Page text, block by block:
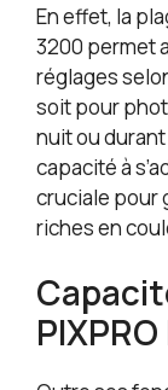
En effet, la
3200 permet
réglages
soit pour
nuit ou
capacité à
cruciale pour
riches en